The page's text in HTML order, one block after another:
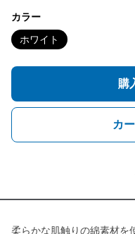
カラー
ホワイト
購
カ
柔らかな肌触りの綿素材を